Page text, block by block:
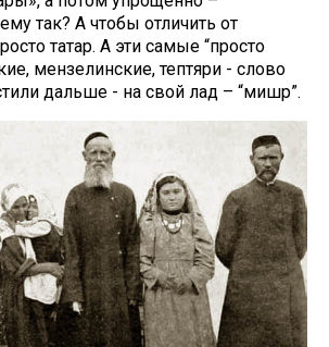
так? А чтобы отличить от
татар. А эти самые “просто
мензелинские, тептяри - слово
дальше - на свой лад – “мишәр”.